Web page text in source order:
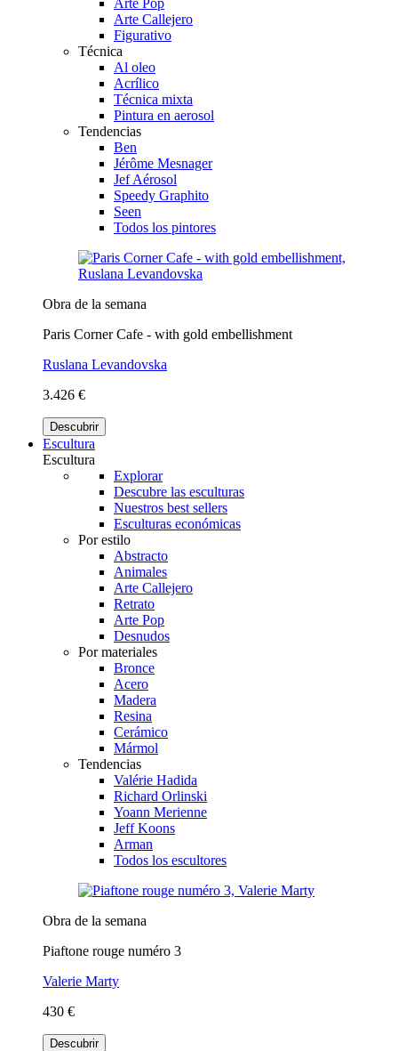
Arte Callejero
Figurativo
Técnica
Al oleo
Acrílico
Técnica mixta
Pintura en aerosol
Tendencias
Ben
Jérôme Mesnager
Jef Aérosol
Speedy Graphito
Seen
Todos los pintores
Obra de la semana
Paris Corner Cafe - with gold embellishment
Ruslana Levandovska
3.426 €
Descubrir
Escultura
Escultura
Explorar
Descubre las esculturas
Nuestros best sellers
Esculturas económicas
Por estilo
Abstracto
Animales
Arte Callejero
Retrato
Arte Pop
Desnudos
Por materiales
Bronce
Acero
Madera
Resina
Cerámico
Mármol
Tendencias
Valérie Hadida
Richard Orlinski
Yoann Merienne
Jeff Koons
Arman
Todos los escultores
Obra de la semana
Piaftone rouge numéro 3
Valerie Marty
430 €
Descubrir